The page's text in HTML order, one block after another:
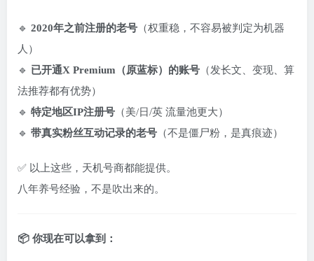
🔹 2020年之前注册的老号 （权重稳，不容易被判定为机器
人）
🔹 已开通X Premium（原蓝标）的账号 （发长文、变现、算
法推荐都有优势）
🔹 特定地区IP注册号 （美/日/英 流量池更大）
🔹 带真实粉丝互动记录的老号 （不是僵尸粉，是真痕迹）
✅ 以上这些，天机号商都能提供。
八年养号经验，不是吹出来的。
📦 你现在可以拿到：